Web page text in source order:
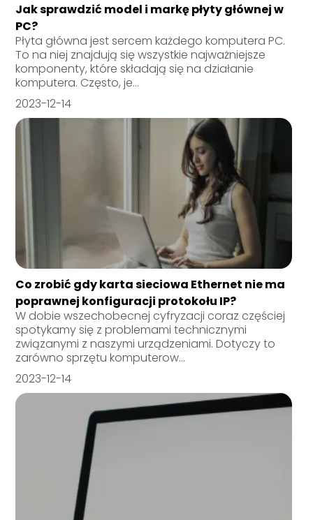
Jak sprawdzić model i markę płyty głównej w
PC?
Płyta główna jest sercem każdego komputera PC.
To na niej znajdują się wszystkie najważniejsze
komponenty, które składają się na działanie
komputera. Często, je...
2023-12-14
Co zrobić gdy karta sieciowa Ethernet nie ma
poprawnej konfiguracji protokołu IP?
W dobie wszechobecnej cyfryzacji coraz częściej
spotykamy się z problemami technicznymi
związanymi z naszymi urządzeniami. Dotyczy to
zarówno sprzętu komputerow...
2023-12-14